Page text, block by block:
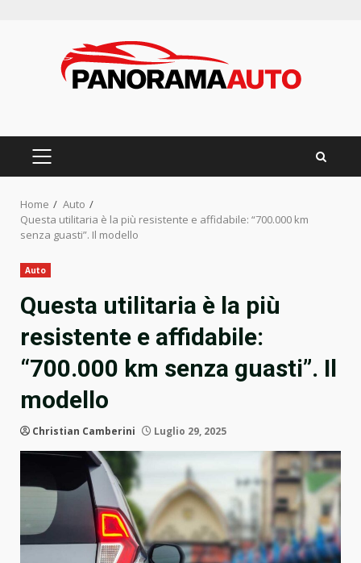
PRIMARY
Home
Auto
Questa utilitaria è la più resistente e affidabile: “700.000 km
senza guasti”. Il modello
Auto
Questa utilitaria è la più
resistente e affidabile:
“700.000 km senza guasti”. Il
modello
Christian Camberini Luglio 29, 2025